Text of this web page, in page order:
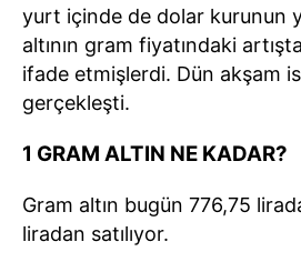
yurt içinde de dolar kurunun
altının gram fiyatındaki
ifade etmişlerdi. Dün akşam
gerçekleşti.
1 GRAM ALTIN NE KADAR?
Gram altın bugün 776,75
liradan satılıyor.